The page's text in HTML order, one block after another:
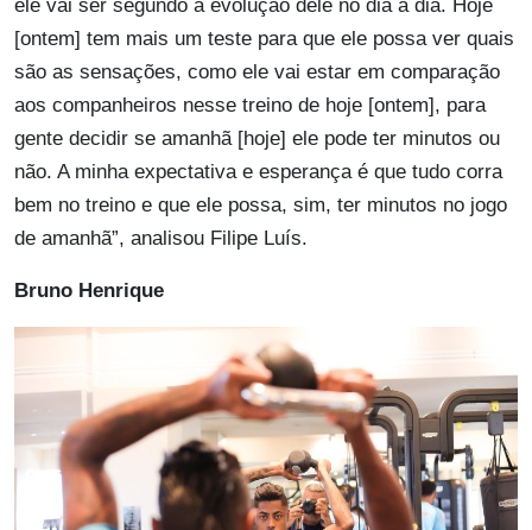
ele vai ser segundo a evolução dele no dia a dia. Hoje
[ontem] tem mais um teste para que ele possa ver quais
são as sensações, como ele vai estar em comparação
aos companheiros nesse treino de hoje [ontem], para
gente decidir se amanhã [hoje] ele pode ter minutos ou
não. A minha expectativa e esperança é que tudo corra
bem no treino e que ele possa, sim, ter minutos no jogo
de amanhã”, analisou Filipe Luís.
Bruno Henrique